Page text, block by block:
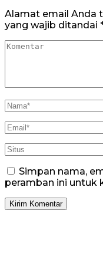
Alamat email Anda
yang wajib ditandai
Simpan nama,
peramban ini untuk